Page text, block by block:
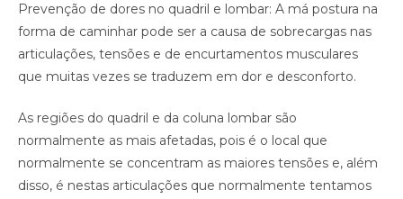
Prevenção de dores no quadril e lombar: A má postura na
forma de caminhar pode ser a causa de sobrecargas nas
articulações, tensões e de encurtamentos musculares
que muitas vezes se traduzem em dor e desconforto.
As regiões do quadril e da coluna lombar são
normalmente as mais afetadas, pois é o local que
normalmente se concentram as maiores tensões e, além
disso, é nestas articulações que normalmente tentamos